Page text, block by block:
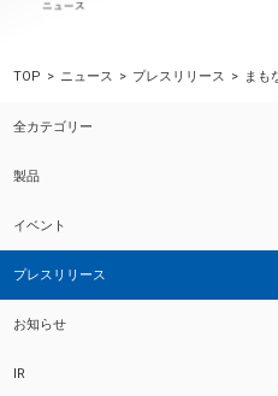
TOP ニュース プレスリリース まも
全カテゴリー
製品
イベント
プレスリリース
お知らせ
IR